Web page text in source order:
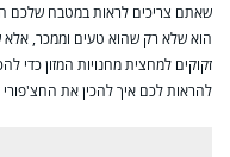
שאתם צריכים לראות במטבח שלכם
הוא שלא רק שהוא טעים וממכר,
זקוקים למחצית מחנויות המזון כדי
להראות לכם איך להכין את